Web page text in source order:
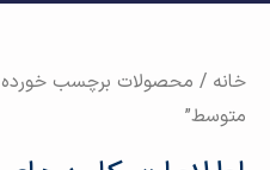
خانه / محصولات برچسب خورده
متوسط”